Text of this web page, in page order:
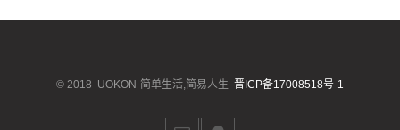
© 2018 UOKON-简单生活,简易人生 晋ICP备17008518号-1